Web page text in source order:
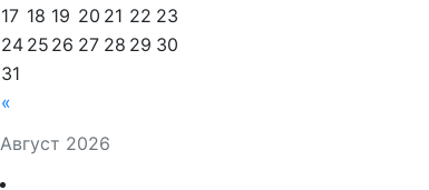
Август 2026
«
17 18 19 20 21 22 23
24 25 26 27 28 29 30
31